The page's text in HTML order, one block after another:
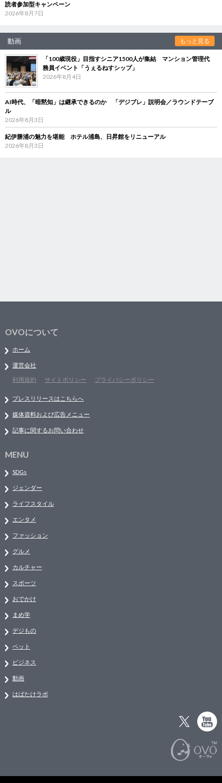
読者参加型キャンペーン
2026年8月7日
動画 もっと見る
「100歳現役」目指すシニア1500人が集結 マンション管理代
務員イベント「うぇるねすシップ」
2026年8月4日
AI時代、「暗黙知」は継承できるのか 「デジブレ」説明会／ラウンドテーブ
ル
2026年8月3日
紀伊勝浦の魅力を堪能 ホテル浦島、日昇館をリニューアル
2026年8月3日
OVOについて
ホーム
運営会社
利用規約
サイトポリシー プライバシーポリシー
プレスリリースはこちらへ
媒体資料および広告メニュー
記事に関するお問い合わせ
MENU
SDGs
ジェンダー
ライフスタイル
エンタメ
ファッション
グルメ
カルチャー
スポーツ
おでかけ
まめ学
デジもの
ペット
ビジネス
動画
はばたけラボ